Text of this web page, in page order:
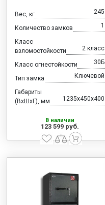
Вес, кг 245
Количество замков 1
Класс
взломостойкости
2 класс
Класс огнестойкости 30Б
Тип замка Ключевой
Габариты
(ВхШхГ), мм
1235x450x400
В наличии
123 599 руб.